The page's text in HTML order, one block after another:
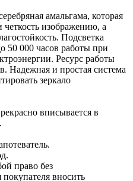
амальгама, которая
четкость изображению, а
Подсветка
50 000 часов работы при
Ресурс работы
Надежная и простая система
зеркало
вписывается в
право без
вносить